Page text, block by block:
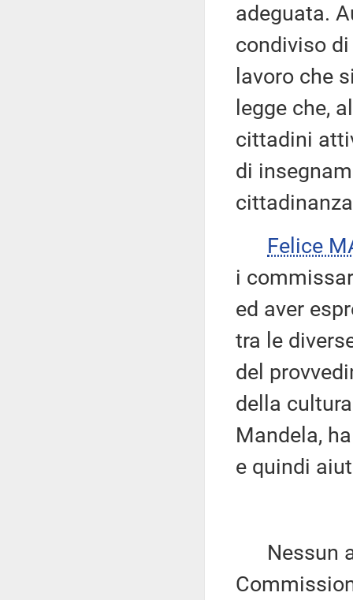
adeguata.
condiviso
lavoro che
legge che,
cittadini
di
Felice
i
ed aver
tra le
del
della
Mandela,
e quindi
Nessun